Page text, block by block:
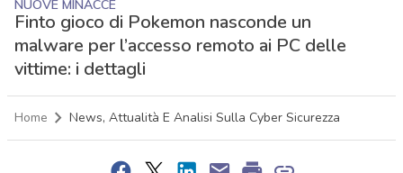
NUOVE MINACCE
Finto gioco di Pokemon nasconde un
malware per l’accesso remoto ai PC delle
vittime: i dettagli
Home News, Attualità E Analisi Sulla Cyber Sicurezza